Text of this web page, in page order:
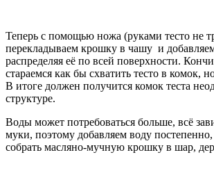
Теперь с помощью ножа (руками тесто не
перекладываем крошку в чашу и
распределяя её по всей поверхности.
стараемся как бы схватить тесто в комок,
В итоге должен получится комок теста
структуре.
Воды может потребоваться больше, всё
муки, поэтому добавляем воду постепенно,
собрать масляно-мучную крошку в шар,